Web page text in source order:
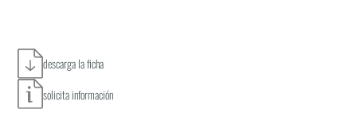
descarga la ficha
solicita información